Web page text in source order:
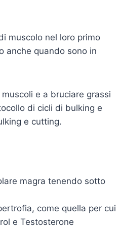
muscolo nel loro primo
anche quando sono in
e a bruciare grassi
di cicli di bulking e
e cutting.
magra tenendo sotto
come quella per cui
e Testosterone